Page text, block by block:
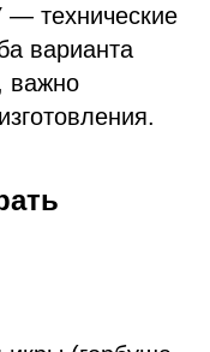
— технические
варианта
важно